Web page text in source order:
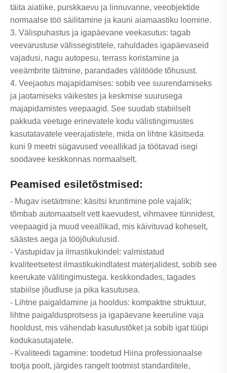
täita aiatiike, purskkaevu ja linnuvanne, veeobjektide
normaalse töö säilitamine ja kauni aiamaastiku loomine.
3. Välispuhastus ja igapäevane veekasutus: tagab
veevarustuse välissegistitele, rahuldades igapäevaseid
vajadusi, nagu autopesu, terrass koristamine ja
veeämbrite täitmine, parandades välitööde tõhusust.
4. Veejaotus majapidamises: sobib vee suurendamiseks
ja jaotamiseks väikestes ja keskmise suurusega
majapidamistes veepaagid. See suudab stabiilselt
pakkuda veetuge erinevatele kodu välistingimustes
kasutatavatele veerajatistele, mida on lihtne käsitseda
kuni 9 meetri sügavused veeallikad ja töötavad isegi
soodavee keskkonnas normaalselt.
Peamised esiletõstmised:
- Mugav isetäitmine: käsitsi kruntimine pole vajalik;
tõmbab automaatselt vett kaevudest, vihmavee tünnidest,
veepaagid ja muud veeallikad, mis käivituvad koheselt,
säästes aega ja tööjõukulusid.
- Vastupidav ja ilmastikukindel: valmistatud
kvaliteetsetest ilmastikukindlatest materjalidest, sobib see
keerukate välitingimustega. keskkondades, tagades
stabiilse jõudluse ja pika kasutusea.
- Lihtne paigaldamine ja hooldus: kompaktne struktuur,
lihtne paigaldusprotsess ja igapäevane keeruline vaja
hooldust, mis vähendab kasutustõket ja sobib igat tüüpi
kodukasutajatele.
- Kvaliteedi tagamine: toodetud Hiina professionaalse
tootja poolt, järgides rangelt tootmist standarditele,